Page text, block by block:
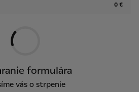
0 €
formulára
vás o strpenie